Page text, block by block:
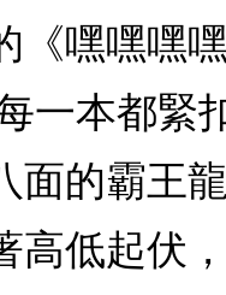
《嘿嘿嘿
一本都緊
面的霸王
低起伏